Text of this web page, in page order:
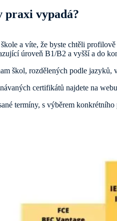
praxi vypadá?
škole a víte, že byste chtěli
úroveň B1/B2 a vyšší a do
škol, rozdělených podle
certifikátů najdete na
termíny, s výběrem